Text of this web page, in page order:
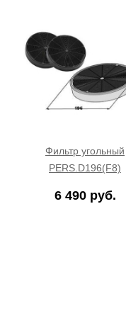
Фильтр угольный
PERS.D196(F8)
6 490 руб.